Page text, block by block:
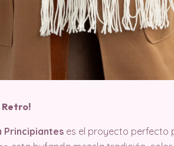
Retro!
Principiantes es el proyecto perfecto